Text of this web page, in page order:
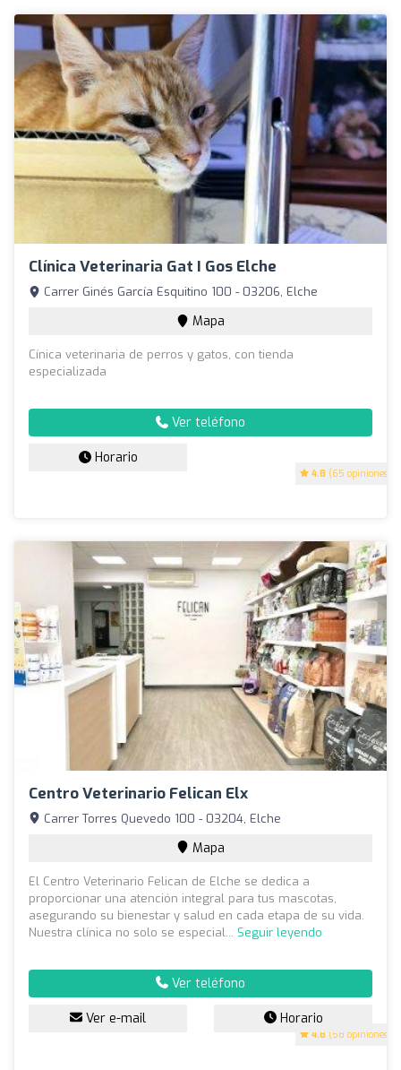
Clínica Veterinaria Gat I Gos Elche
4.8 (65 opiniones)
Carrer Ginés García Esquitino 100 - 03206, Elche
Mapa
Cínica veterinaria de perros y gatos, con tienda
especializada
Ver teléfono
Horario
Centro Veterinario Felican Elx
4.8 (58 opiniones)
Carrer Torres Quevedo 100 - 03204, Elche
Mapa
El Centro Veterinario Felican de Elche se dedica a
proporcionar una atención integral para tus mascotas,
asegurando su bienestar y salud en cada etapa de su vida.
Nuestra clínica no solo se especial... Seguir leyendo
Ver teléfono
Ver e-mail Horario